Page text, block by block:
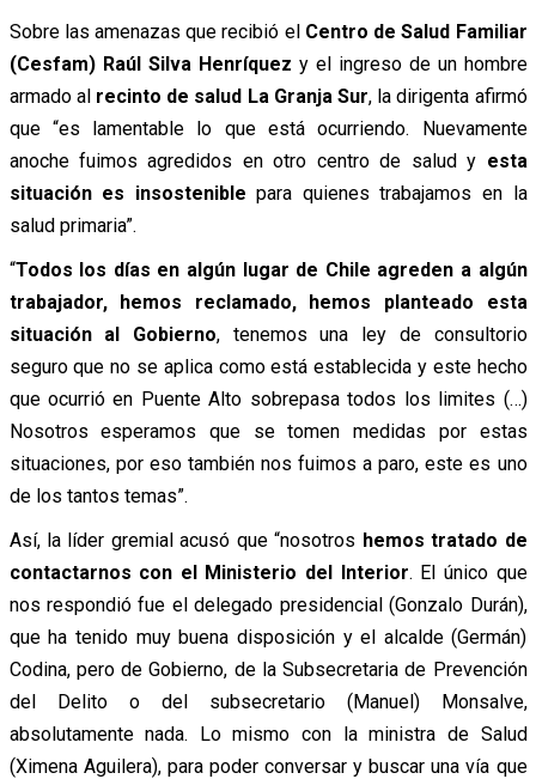
Sobre las amenazas que recibió el Centro de Salud Familiar
(Cesfam) Raúl Silva Henríquez y el ingreso de un hombre
armado alrecinto de salud La Granja Sur, la dirigenta afirmó
que “es lamentable lo que está ocurriendo. Nuevamente
anoche fuimos agredidos en otro centro de salud y esta
situación es insostenible para quienes trabajamos en la
salud primaria”.
“Todos los días en algún lugar de Chile agreden a algún
trabajador, hemos reclamado, hemos planteado esta
situación al Gobierno, tenemos una ley de consultorio
seguro que no se aplica como está establecida y este hecho
que ocurrió en Puente Alto sobrepasa todos los limites (…)
Nosotros esperamos que se tomen medidas por estas
situaciones, por eso también nos fuimos a paro, este es uno
de los tantos temas”.
Así, la líder gremial acusó que “nosotros hemos tratado de
contactarnos con el Ministerio del Interior. El único que
nos respondió fue el delegado presidencial (Gonzalo Durán),
que ha tenido muy buena disposición y el alcalde (Germán)
Codina, pero de Gobierno, de la Subsecretaria de Prevención
del Delito o del subsecretario (Manuel) Monsalve,
absolutamente nada. Lo mismo con la ministra de Salud
(Ximena Aguilera), para poder conversar y buscar una vía que